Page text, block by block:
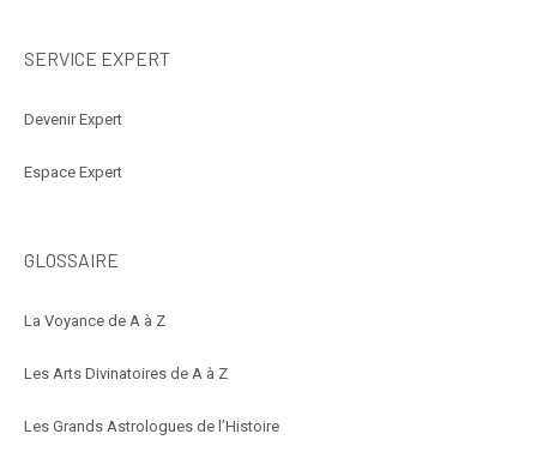
SERVICE EXPERT
Devenir Expert
Espace Expert
GLOSSAIRE
La Voyance de A à Z
Les Arts Divinatoires de A à Z
Les Grands Astrologues de l’Histoire